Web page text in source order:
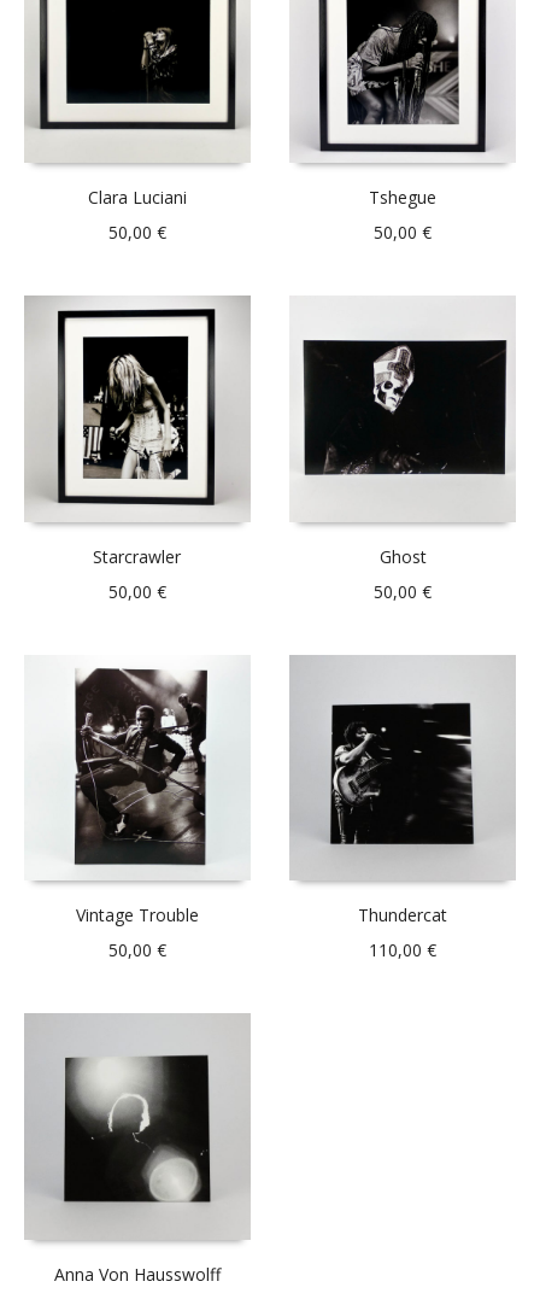
Clara Luciani
50,00 €
Tshegue
50,00€
Starcrawler
50,00 €
Ghost
50,00€
Vintage Trouble
50,00 €
Thundercat
110,00€
Anna Von Hausswolff